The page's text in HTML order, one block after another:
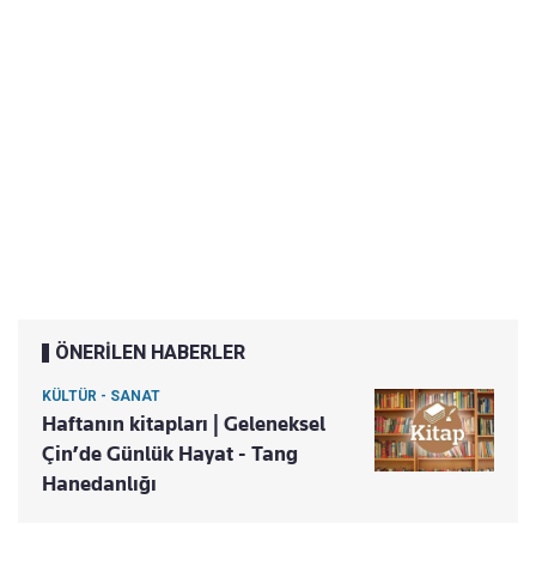
ÖNERİLEN HABERLER
KÜLTÜR - SANAT
Haftanın kitapları | Geleneksel
Çin’de Günlük Hayat - Tang
Hanedanlığı